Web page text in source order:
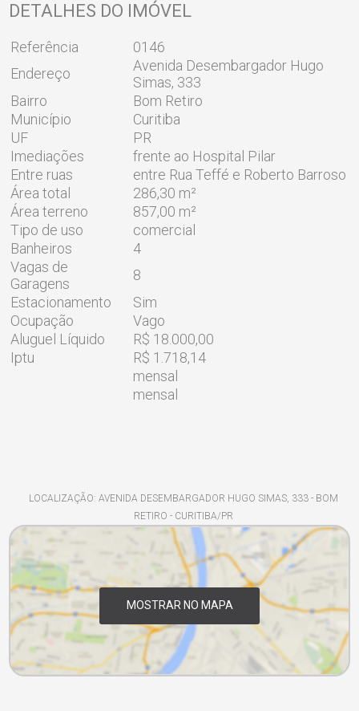
DETALHES DO IMÓVEL
Referência
0146
Endereço
Avenida Desembargador Hugo
Simas, 333
Bairro
Bom Retiro
Município
Curitiba
UF
PR
Imediações
frente ao Hospital Pilar
Entre ruas
entre Rua Teffé e Roberto Barroso
Área total
286,30 m²
Área terreno
857,00 m²
Tipo de uso
comercial
Banheiros
4
Vagas de
Garagens
8
Estacionamento
Sim
Ocupação
Vago
Aluguel Líquido
R$ 18.000,00
Iptu
R$ 1.718,14
mensal
mensal
LOCALIZAÇÃO: AVENIDA DESEMBARGADOR HUGO SIMAS, 333 - BOM
RETIRO - CURITIBA/PR
MOSTRAR NO MAPA